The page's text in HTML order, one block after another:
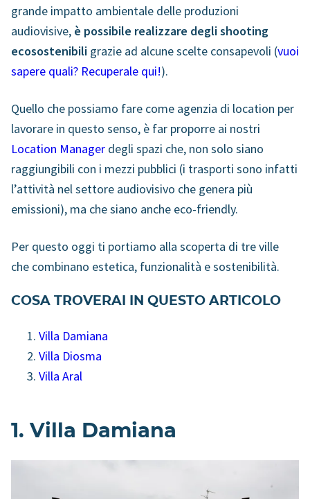
grande impatto ambientale delle produzioni
audiovisive, è possibile realizzare degli shooting
ecosostenibili grazie ad alcune scelte consapevoli (vuoi
sapere quali? Recuperale qui!).
Quello che possiamo fare come agenzia di location per
lavorare in questo senso, è far proporre ai nostri
Location Manager degli spazi che, non solo siano
raggiungibili con i mezzi pubblici (i trasporti sono infatti
l’attività nel settore audiovisivo che genera più
emissioni), ma che siano anche eco-friendly.
Per questo oggi ti portiamo alla scoperta di tre ville
che combinano estetica, funzionalità e sostenibilità.
COSA TROVERAI IN QUESTO ARTICOLO
Villa Damiana
Villa Diosma
Villa Aral
1. Villa Damiana